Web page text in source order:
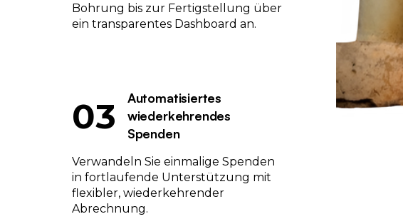
Bohrung bis zur Fertigstellung über
ein transparentes Dashboard an.
03
Automatisiertes
wiederkehrendes
Spenden
Verwandeln Sie einmalige Spenden
in fortlaufende Unterstützung mit
flexibler, wiederkehrender
Abrechnung.